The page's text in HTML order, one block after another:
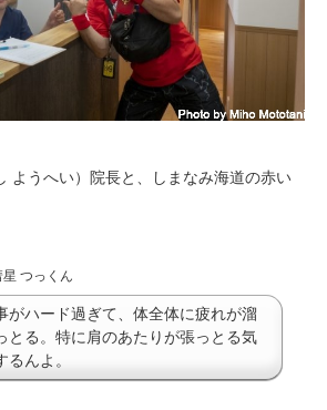
ようへい）院長と、しまなみ海道の赤い
つっくん
がハード過ぎて、体全体に疲れが溜
とる。特に肩のあたりが張っとる気
るんよ。